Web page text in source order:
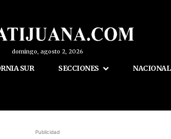
domingo, agosto 2, 2026
SUR SECCIONES NACIONAL
Publicidad